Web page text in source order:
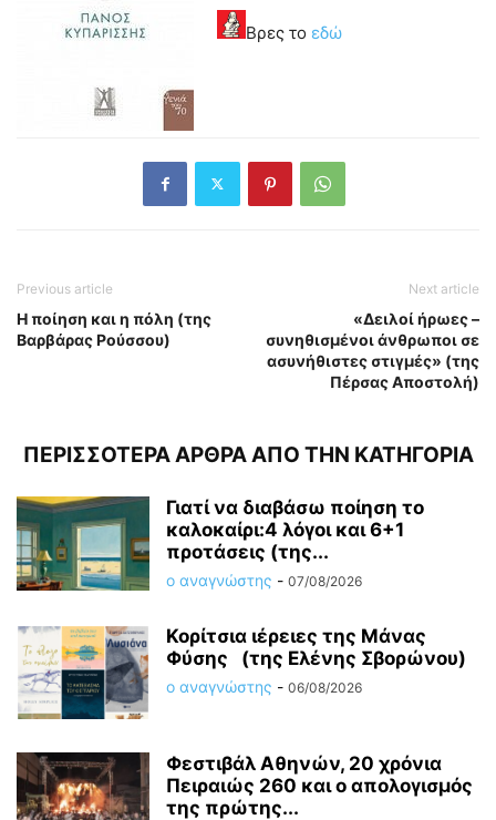
Βρες το εδώ
Previous article
Η ποίηση και η πόλη (της
Βαρβάρας Ρούσσου)
Next article
«Δειλοί ήρωες –
συνηθισμένοι άνθρωποι σε
ασυνήθιστες στιγμές» (της
Πέρσας Αποστολή)
ΠΕΡΙΣΣΟΤΕΡΑ ΑΡΘΡΑ ΑΠΟ ΤΗΝ ΚΑΤΗΓΟΡΙΑ
Γιατί να διαβάσω ποίηση το
καλοκαίρι:4 λόγοι και 6+1
προτάσεις (της...
ο αναγνώστης - 07/08/2026
Κορίτσια ιέρειες της Μάνας
Φύσης (της Ελένης Σβορώνου)
ο αναγνώστης - 06/08/2026
Φεστιβάλ Αθηνών, 20 χρόνια
Πειραιώς 260 και ο απολογισμός
της πρώτης...